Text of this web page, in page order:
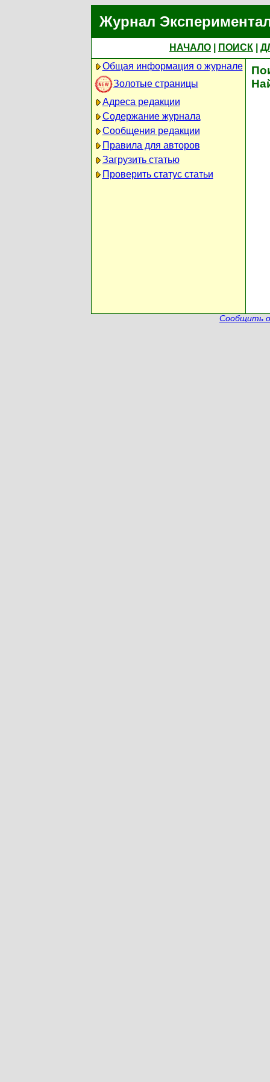
Журнал
НАЧАЛО ПОИСК
Общая информация о журнале
Золотые страницы
Адреса редакции
Содержание журнала
Сообщения редакции
Правила для авторов
Загрузить статью
Проверить статус статьи
Сообщить о